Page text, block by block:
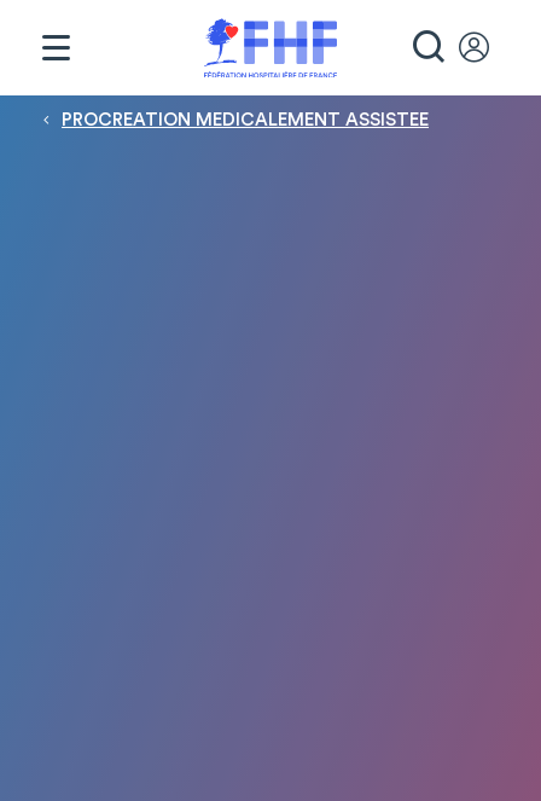
Fil d'Ariane
PROCREATION MEDICALEMENT ASSISTEE
Panneau de gestion des cookies